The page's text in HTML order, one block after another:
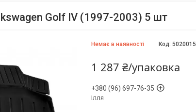
Golf IV (1997-2003) 5 шт
Немає в наявності Код: 5020015
1 287 ₴/упаковка
+380 (96) 697-76-35
Ілля